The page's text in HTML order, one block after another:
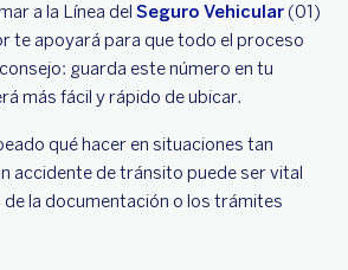
a la Línea del Seguro Vehicular (01)
te apoyará para que todo el proceso
guarda este número en tu
más fácil y rápido de ubicar.
qué hacer en situaciones tan
accidente de tránsito puede ser vital
la documentación o los trámites